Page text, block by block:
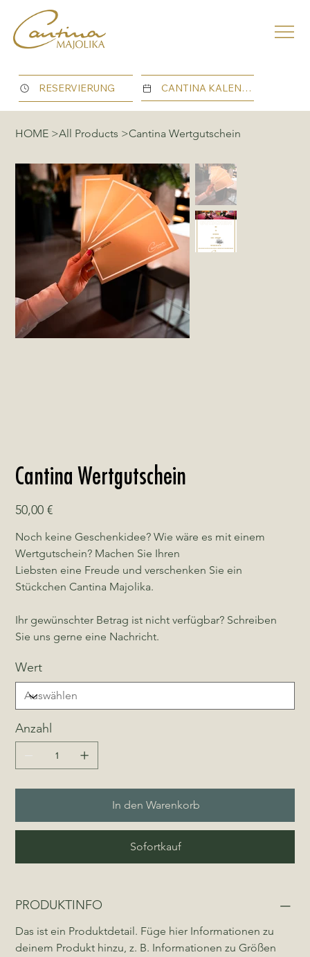
RESERVIERUNG CANTINA KALENDER
HOME >All Products >Cantina Wertgutschein
Cantina Wertgutschein
Preis
50,00 €
Noch keine Geschenkidee? Wie wäre es mit einem
Wertgutschein? Machen Sie Ihren
Liebsten eine Freude und verschenken Sie ein
Stückchen Cantina Majolika.
Ihr gewünschter Betrag ist nicht verfügbar? Schreiben
Sie uns gerne eine Nachricht.
Wert
Anzahl
In den Warenkorb
Sofortkauf
PRODUKTINFO
Das ist ein Produktdetail. Füge hier Informationen zu
deinem Produkt hinzu, z. B. Informationen zu Größen